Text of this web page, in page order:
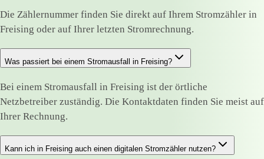
Die Zählernummer finden Sie direkt auf Ihrem Stromzähler in
Freising oder auf Ihrer letzten Stromrechnung.
Was passiert bei einem Stromausfall in Freising?
Bei einem Stromausfall in Freising ist der örtliche
Netzbetreiber zuständig. Die Kontaktdaten finden Sie meist auf
Ihrer Rechnung.
Kann ich in Freising auch einen digitalen Stromzähler nutzen?